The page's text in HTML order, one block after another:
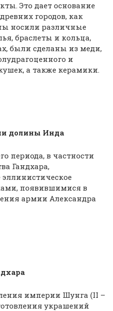
Это дает основание
городов, как
носили различные
браслеты и кольца,
были сделаны из меди,
и
а также керамики.
долины Инда
периода, в частности
Гандхара,
появившимися в
армии Александра
империи Шунга (II –
украшений